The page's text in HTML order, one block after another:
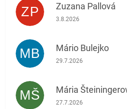
ZP Zuzana Pallová
Hodnotenie obchodu je
3.8.2026
MB Mário Bulejko
Hodnotenie obchodu je
29.7.2026
MŠ Mária
Hodnotenie obchodu je
27.7.2026